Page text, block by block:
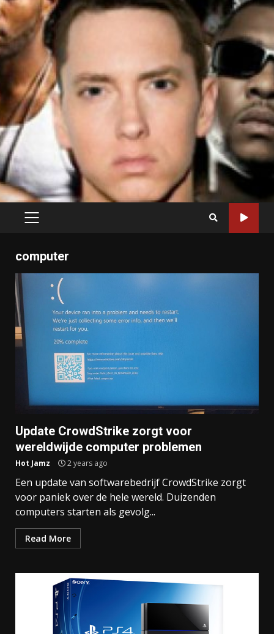
PRIMARY
computer
Update CrowdStrike zorgt voor
wereldwijde computer problemen
Hot Jamz 2 years ago
Een update van softwarebedrijf CrowdStrike zorgt
voor paniek over de hele wereld. Duizenden
computers starten als gevolg...
Read More